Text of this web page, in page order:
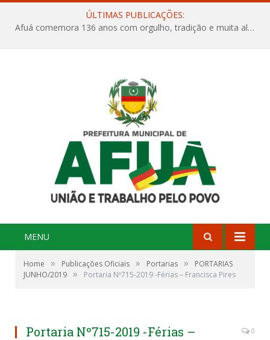
ÚLTIMAS PUBLICAÇÕES:
Afuá comemora 136 anos com orgulho, tradição e muita alegria na Quadra Dr. Nelson Salomão
MENU
Home » Publicações Oficiais » Portarias »
PORTARIAS
JUNHO/2019 » Portaria Nº715-2019 -Férias – Francisca Pires
Portaria Nº715-2019 -Férias –
0